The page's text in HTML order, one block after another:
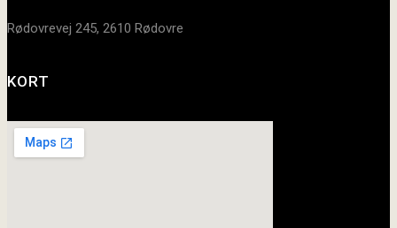
Rødovrevej 245, 2610 Rødovre
KORT